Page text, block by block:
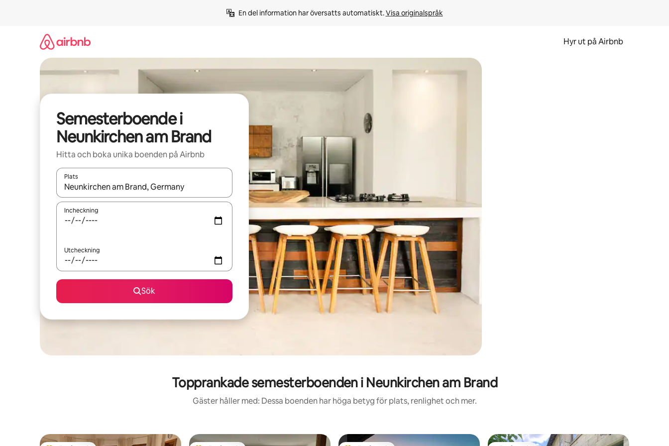
En del information har översatts automatiskt. Visa originalspråk
Hyr ut på Airbnb
Semesterboende i
Neunkirchen am Brand
Hitta och boka unika boenden på Airbnb
Plats
När resultaten är tillgängliga kan du navigera med upp- och nedåtpilarna eller utforska genom att trycka eller svepa.
Incheckning
Utcheckning
Sök
Topprankade semesterboenden i Neunkirchen am Brand
Gäster håller med: Dessa boenden har höga betyg för plats, renlighet och mer.